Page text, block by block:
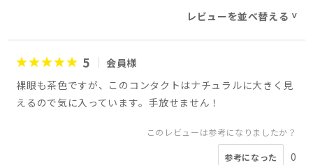
レビューを並べ替える>
5
会員様
裸眼も茶色ですが、このコンタクトはナチュラルに大きく見
えるので気に入っています。手放せません！
このレビューは参考になりましたか？
参考になった 0